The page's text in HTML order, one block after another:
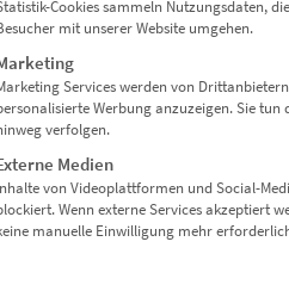
Cookies sammeln Nutzungsdaten,
mit unserer Website umgehen.
Services werden von
Werbung anzuzeigen. Sie tun
verfolgen.
Medien
von Videoplattformen und Social-
Wenn externe Services akzeptiert
manuelle Einwilligung mehr